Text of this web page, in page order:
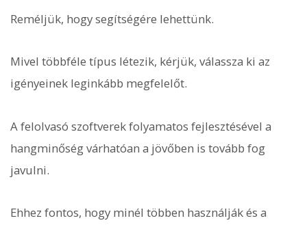
Reméljük, hogy segítségére lehettünk.
Mivel többféle típus létezik, kérjük, válassza ki az
igényeinek leginkább megfelelőt.
A felolvasó szoftverek folyamatos fejlesztésével a
hangminőség várhatóan a jövőben is tovább fog
javulni.
Ehhez fontos, hogy minél többen használják és a